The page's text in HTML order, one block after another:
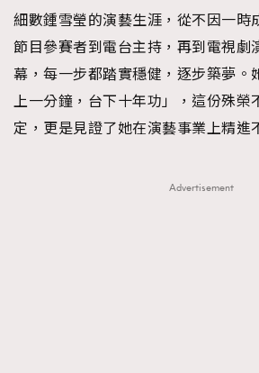
細數鍾雪瑩的演藝生涯，從不因一時
節目參賽者到電台主持，再到電視劇
幕，每一步都踏實穩健，逐步築夢。
上一分鐘，台下十年功」，這份殊榮
定，更是見證了她在演藝事業上精進
Advertisement